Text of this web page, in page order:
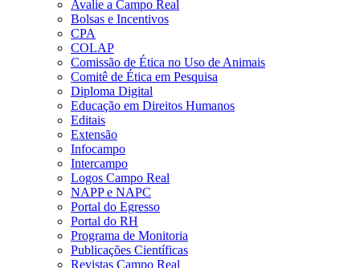
Avalie a Campo Real
Bolsas e Incentivos
CPA
COLAP
Comissão de Ética no Uso de Animais
Comitê de Ética em Pesquisa
Diploma Digital
Educação em Direitos Humanos
Editais
Extensão
Infocampo
Intercampo
Logos Campo Real
NAPP e NAPC
Portal do Egresso
Portal do RH
Programa de Monitoria
Publicações Científicas
Revistas Campo Real